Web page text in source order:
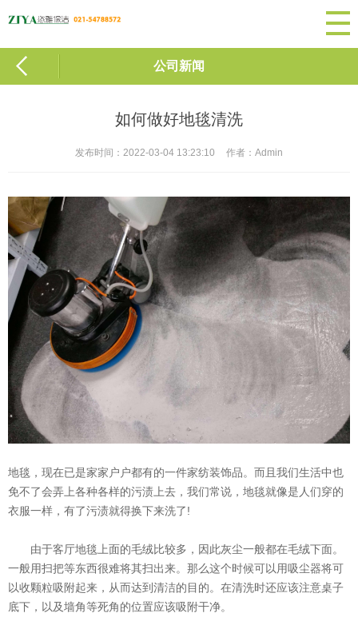
公司新闻
如何做好地毯清洗
发布时间：2022-03-04 13:23:10 作者：Admin
地毯，现在已是家家户户都有的一件家纺装饰品。而且我们生活中也
免不了会弄上各种各样的污渍上去，我们常说，地毯就像是人们穿的
衣服一样，有了污渍就得换下来洗了!
由于客厅地毯上面的毛绒比较多，因此灰尘一般都在毛绒下面。
一般用扫把等东西很难将其扫出来。那么这个时候可以用吸尘器将可
以收颗粒吸附起来，从而达到清洁的目的。在清洗时还应该注意桌子
底下，以及墙角等死角的位置应该吸附干净。